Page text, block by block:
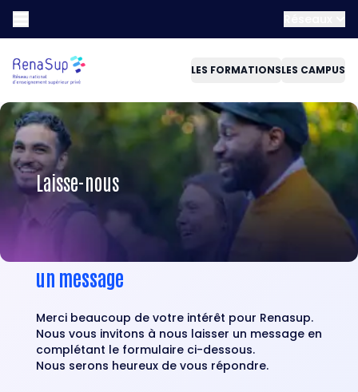
LES FORMATIONSLES CAMPUS
Laisse-nous
un message
Merci beaucoup de votre intérêt pour Renasup.
Nous vous invitons à nous laisser un message en
complétant le formulaire ci-dessous.
Nous serons heureux de vous répondre.